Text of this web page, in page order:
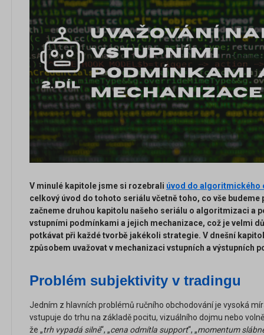
V minulé kapitole jsme si rozebrali úvod do algoritmického
celkový úvod do tohoto seriálu včetně toho, co vše budeme
začneme druhou kapitolu našeho seriálu o algoritmizaci a
vstupními podmínkami a jejich mechanizace, což je velmi
potkávat při každé tvorbě jakékoli strategie. V dnešní
způsobem uvažovat v mechanizaci vstupních a výstupních
Problém subjektivity v tradingu
Jedním z hlavních problémů ručního obchodování je vysoká
vstupuje do trhu na základě pocitu, vizuálního dojmu nebo
že „trh vypadá silně“, „cena odmítla support“, „momentum